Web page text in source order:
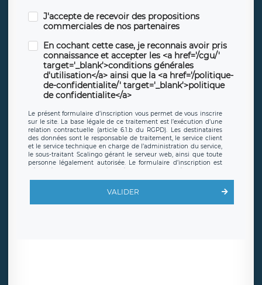
J'accepte de recevoir des propositions
commerciales de nos partenaires
En cochant cette case, je reconnais avoir pris
connaissance et accepter les <a href='/cgu/'
target='_blank'>conditions générales
d'utilisation</a> ainsi que la <a href='/politique-
de-confidentialite/' target='_blank'>politique
de confidentialite</a>
Le présent formulaire d’inscription vous permet de vous inscrire
sur le site. La base légale de ce traitement est l’exécution d’une
relation contractuelle (article 6.1.b du RGPD). Les destinataires
des données sont le responsable de traitement, le service client
et le service technique en charge de l’administration du service,
le sous-traitant Scalingo gérant le serveur web, ainsi que toute
personne légalement autorisée. Le formulaire d’inscription est
offrant desclauses de protection conformes au RGPD. Les
en sollicite la suppression, étant entendu que vous pouvez
demander la suppression de vos données et retirer votre
VALIDER